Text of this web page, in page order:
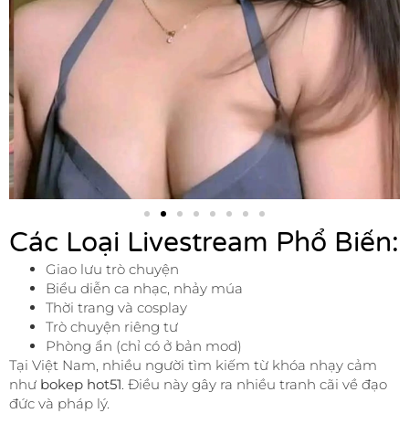
Các Loại Livestream Phổ Biến:
Giao lưu trò chuyện
Biểu diễn ca nhạc, nhảy múa
Thời trang và cosplay
Trò chuyện riêng tư
Phòng ẩn (chỉ có ở bản mod)
Tại Việt Nam, nhiều người tìm kiếm từ khóa nhạy cảm
như bokep hot51. Điều này gây ra nhiều tranh cãi về đạo
đức và pháp lý.